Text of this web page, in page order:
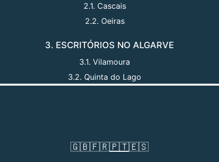
2.1. Cascais
2.2. Oeiras
3. ESCRITÓRIOS NO ALGARVE
3.1. Vilamoura
3.2. Quinta do Lago
🇬🇧🇫🇷🇵🇹🇪🇸